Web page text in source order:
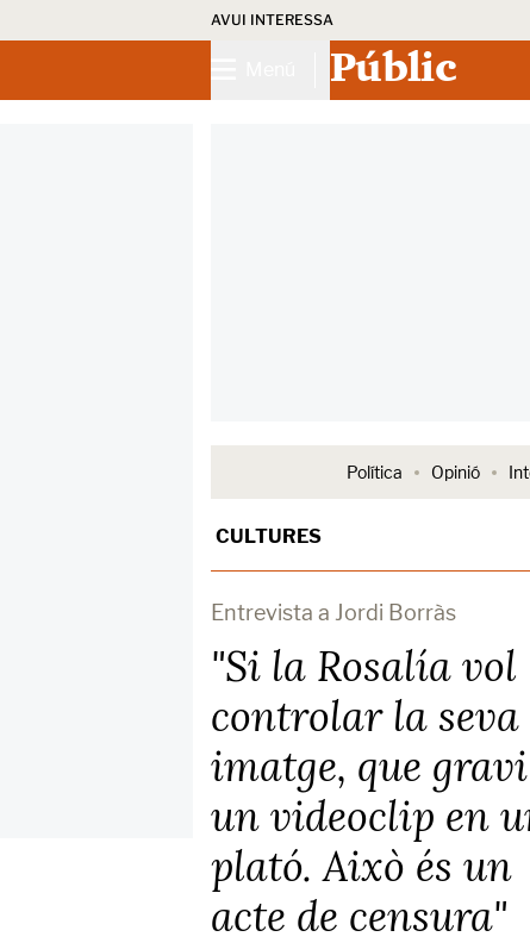
AVUI INTERESSA
Públic
Política Opinió
CULTURES
Entrevista a Jordi Borràs
"Si la Rosalía vol
controlar la seva
imatge, que gravi
un videoclip en
plató. Això és un
acte de censura"